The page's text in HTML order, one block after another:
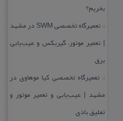
بخریم؟
::
تعمیرگاه تخصصی SWM در مشهد
| تعمیر موتور، گیربكس و عیب‌یابی
برق
:: تعمیرگاه تخصصی كیا موهاوی در
مشهد | عیب‌یابی و تعمیر موتور و
تعلیق بادی